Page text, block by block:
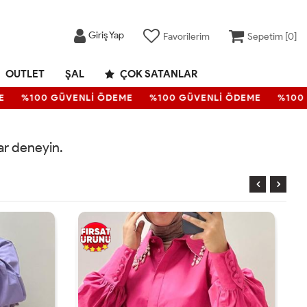
Giriş Yap Favorilerim Sepetim [0]
OUTLET ŞAL ÇOK SATANLAR
%100 GÜVENLİ ÖDEME %100 GÜVENLİ ÖDEME %100
deneyin.